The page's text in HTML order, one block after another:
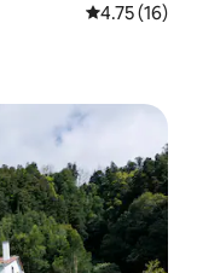
レビュー16
4.75 (16)